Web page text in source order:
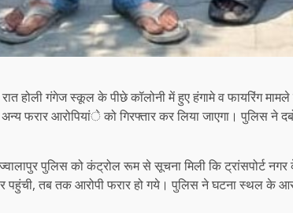
रात होली गंगेज स्कूल के पीछे कॉलोनी में हुए हंगामे व फायरिंग
फरार आरोपियांे को गिरफ्तार कर लिया जाएगा। पुलिस ने
पुलिस को कंट्रोल रूम से सूचना मिली कि ट्रांसपोर्ट
तब तक आरोपी फरार हो गये। पुलिस ने घटना स्थल के